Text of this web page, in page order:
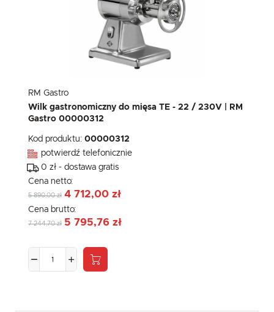
RM Gastro
Wilk gastronomiczny do mięsa TE - 22 / 230V | RM
Gastro 00000312
Kod produktu: 00000312
potwierdź telefonicznie
0 zł - dostawa gratis
Cena netto:
5 890,00 zł 4 712,00 zł
Cena brutto:
7 244,70 zł 5 795,76 zł